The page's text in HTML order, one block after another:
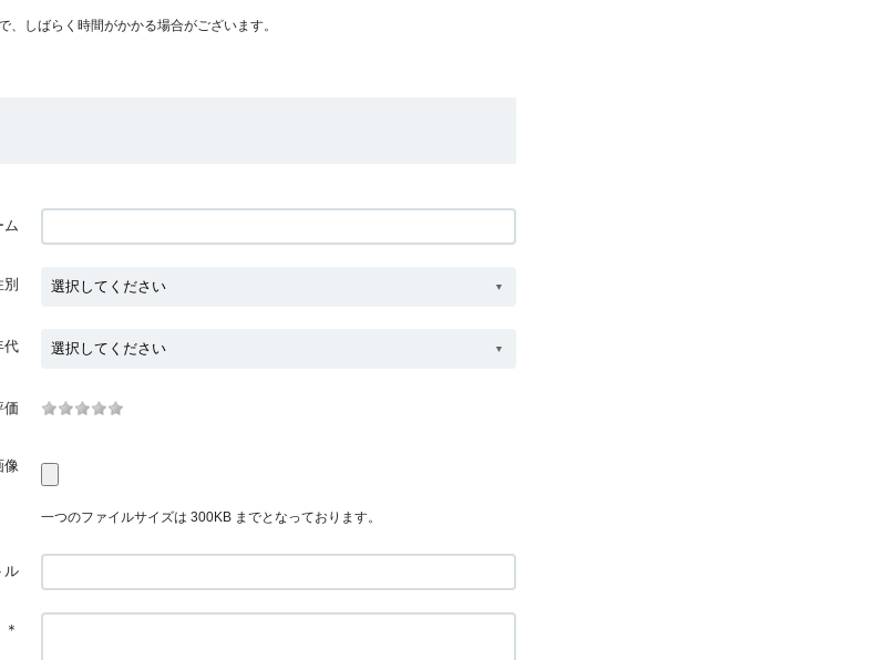
しばらく時間がかかる場合がございます。
ム
別
代
価
像
一つのファイルサイズは 300KB までとなっております。
ル
＊